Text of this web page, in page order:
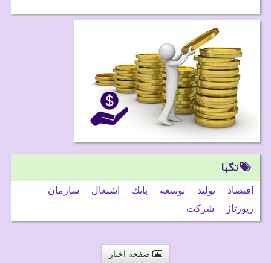
تگها
اقتصاد تولید توسعه بانك اشتغال
سازمان
رپورتاژ
شركت
صفحه اخبار